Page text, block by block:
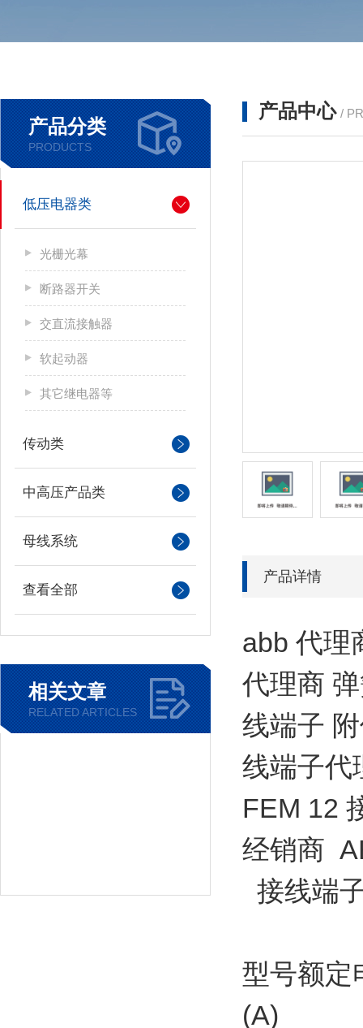
产品分类
PRODUCTS
低压电器类
光栅光幕
断路器开关
交直流接触器
软起动器
其它继电器等
传动类
中高压产品类
母线系统
查看全部
相关文章
RELATED ARTICLES
产品中心 /
产品详情
abb 代理
代理商
线端子
线端子
FEM 12
经销商
接线端
型号额定
(A)